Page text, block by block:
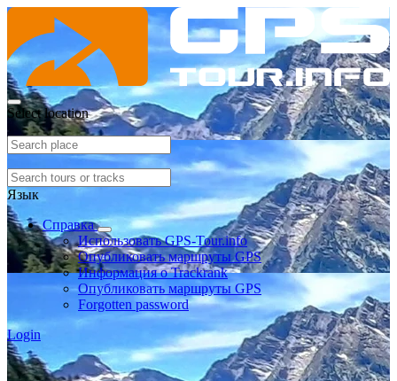
Select location
Язык
Справка
Использовать GPS-Tour.info
Опубликовать маршруты GPS
Информация о Trackrank
Опубликовать маршруты GPS
Forgotten password
Login